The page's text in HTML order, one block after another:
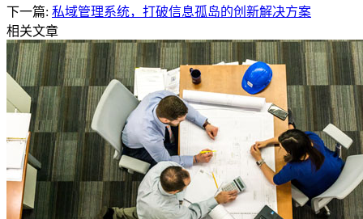
下一篇: 私域管理系统，打破信息孤岛的创新解决方案
相关文章